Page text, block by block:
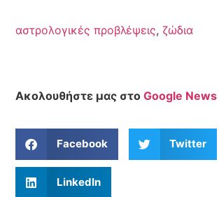
αστρολογικές προβλέψεις,ζώδια
Ακολουθήστε μας στοGoogle News
Facebook Twitter
LinkedIn